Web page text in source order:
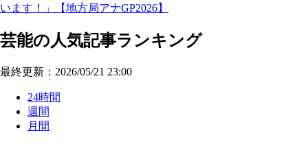
います！」【地方局アナGP2026】
芸能の人気記事ランキング
最終更新：2026/05/21 23:00
24時間
週間
月間